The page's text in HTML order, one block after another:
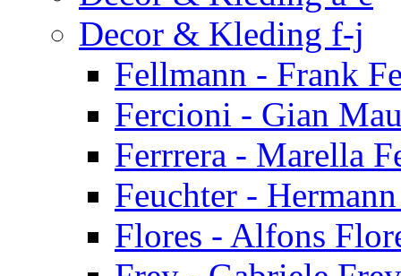
Decor & Kleding f-j
Fellmann - Frank
Fercioni - Gian
Ferrrera - Marella
Feuchter -
Flores - Alfons